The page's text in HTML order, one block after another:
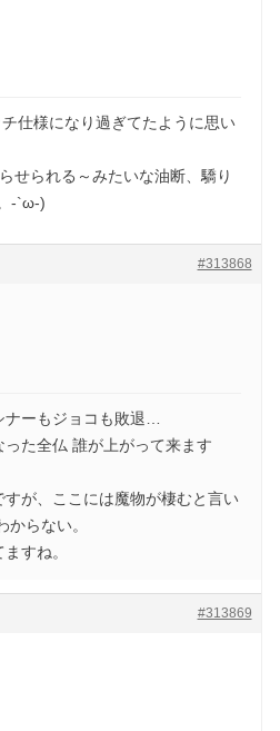
仕様になり過ぎてたように思い
せられる～みたいな油断、驕り
-`ω-)
#313868
ーもジョコも敗退…
た全仏 誰が上がって来ます
すが、ここには魔物が棲むと言い
らない。
すね。
#313869